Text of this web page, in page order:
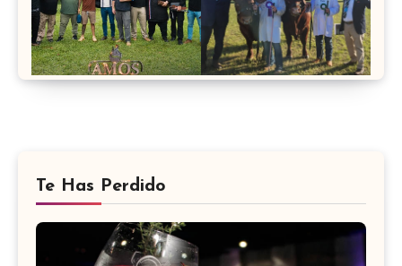
Te Has Perdido